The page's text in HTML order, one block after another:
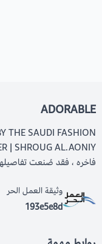
ADORABLE
THE SAUDI FASHION
فاخره ، فقد صُنعت
وثيقة العمل الحر
193e5e8d